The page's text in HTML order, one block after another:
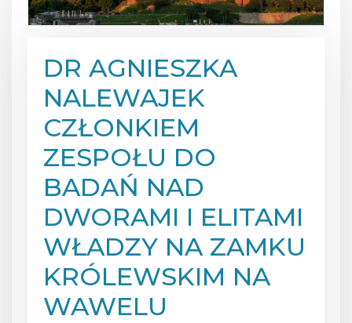
DR AGNIESZKA
NALEWAJEK
CZŁONKIEM
ZESPOŁU DO
BADAŃ NAD
DWORAMI I ELITAMI
WŁADZY NA ZAMKU
KRÓLEWSKIM NA
WAWELU